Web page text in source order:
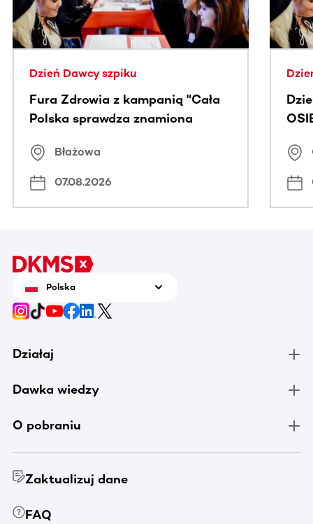
Dzień Dawcy szpiku
Fura Zdrowia z kampanią "Cała
Polska sprawdza znamiona
Błażowa
07.08.2026
Polska
Działaj
Dawka wiedzy
O pobraniu
Zaktualizuj dane
FAQ